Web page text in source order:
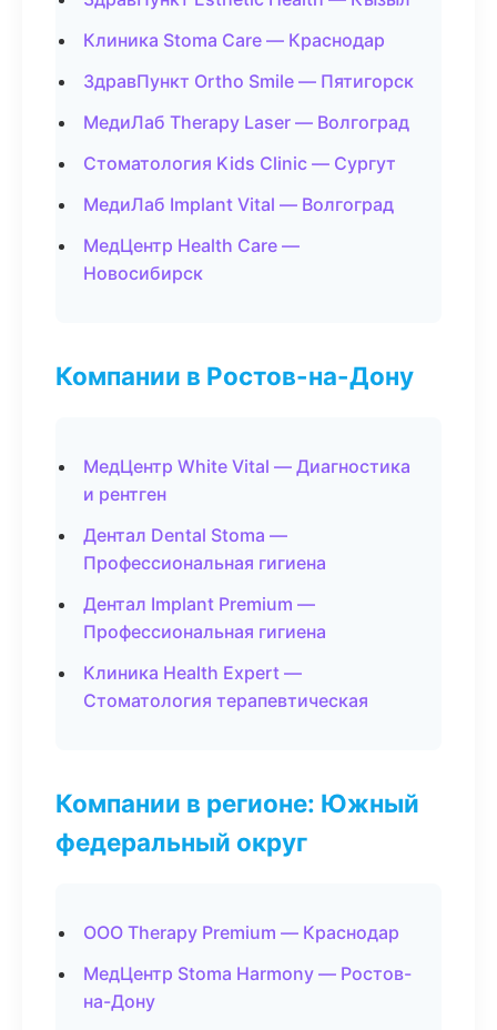
Клиника Stoma Care — Краснодар
ЗдравПункт Ortho Smile — Пятигорск
МедиЛаб Therapy Laser — Волгоград
Стоматология Kids Clinic — Сургут
МедиЛаб Implant Vital — Волгоград
МедЦентр Health Care —
Новосибирск
Компании в Ростов-на-Дону
МедЦентр White Vital — Диагностика
и рентген
Дентал Dental Stoma —
Профессиональная гигиена
Дентал Implant Premium —
Профессиональная гигиена
Клиника Health Expert —
Стоматология терапевтическая
Компании в регионе: Южный
федеральный округ
ООО Therapy Premium — Краснодар
МедЦентр Stoma Harmony — Ростов-
на-Дону